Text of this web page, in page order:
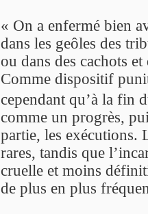
« On a enfermé bien
dans les geôles des
ou dans des cachots
Comme dispositif
cependant qu’à la fin
comme un progrès,
partie, les exécutions.
rares, tandis que
cruelle et moins
de plus en plus